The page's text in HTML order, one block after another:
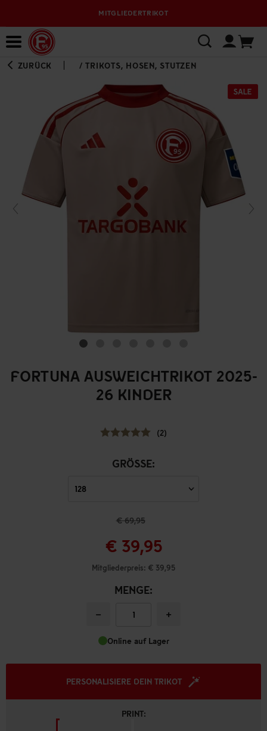
MITGLIEDERTRIKOT
ZURÜCK /TRIKOTS, HOSEN, STUTZEN
FORTUNA AUSWEICHTRIKOT 2025-
26 KINDER
(2)
GRÖSSE:
€ 69,95
€ 39,95
Mitgliederpreis: € 39,95
MENGE:
− +
Online auf Lager
PERSONALISIERE DEIN TRIKOT
PRINT: